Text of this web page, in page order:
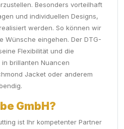
Besonders vorteilhaft
und individuellen Designs,
werden. So können wir
Wünsche eingehen. Der DTG-
Flexibilität und die
brillanten Nuancen
Jacket oder anderem
GmbH?
ist Ihr kompetenter Partner